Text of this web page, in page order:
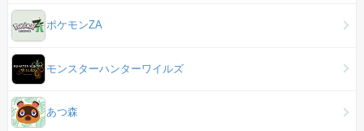
ポケモンZA
モンスターハンターワイルズ
あつ森